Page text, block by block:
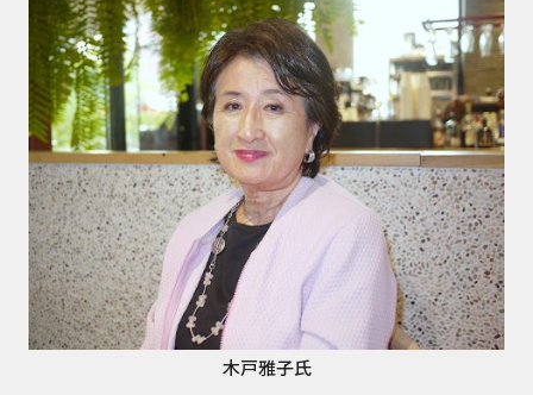
木戸雅子氏